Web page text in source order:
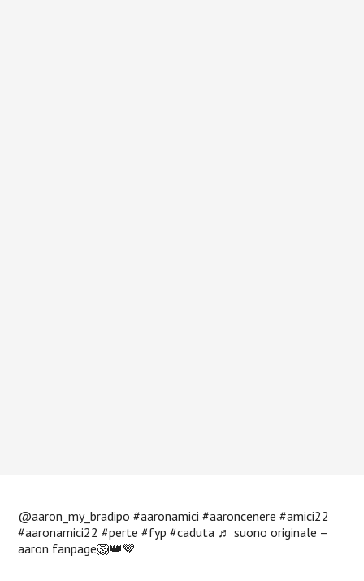
@aaron_my_bradipo #aaronamici #aaroncenere #amici22
#aaronamici22 #perte #fyp #caduta ♬ suono originale –
aaron fanpage🦁👑🤎